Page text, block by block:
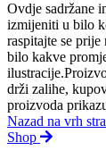
Ovdje sadržane
izmijeniti u bilo
raspitajte se prije
bilo kakve
drži zalihe,
proizvoda
Nazad na vrh
Shop